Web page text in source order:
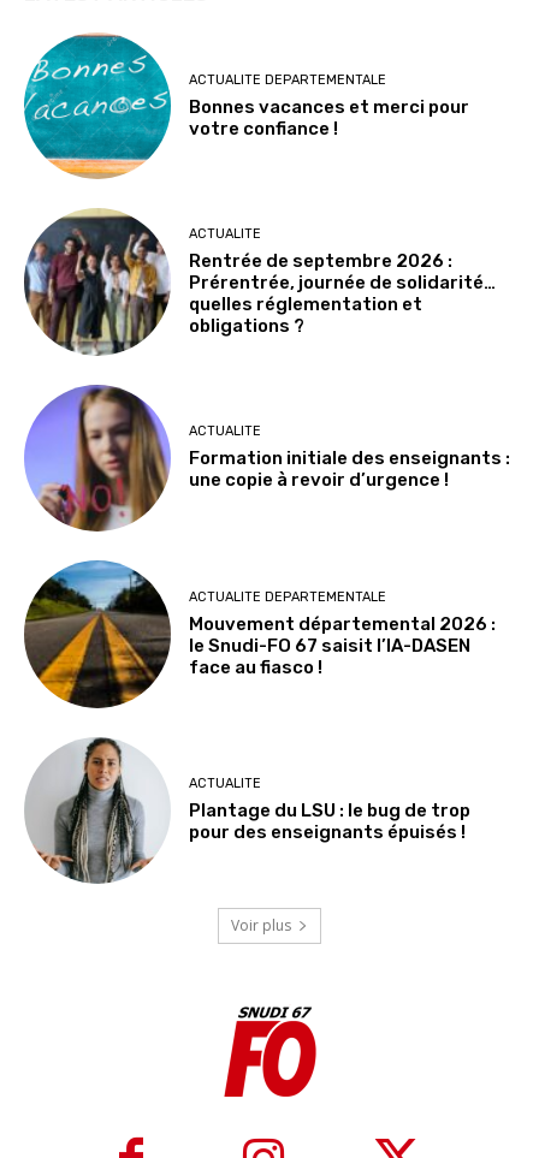
ACTUALITE DEPARTEMENTALE
Bonnes vacances et merci pour
votre confiance !
ACTUALITE
Rentrée de septembre 2026 :
Prérentrée, journée de solidarité…
quelles réglementation et
obligations ?
ACTUALITE
Formation initiale des enseignants :
une copie à revoir d’urgence !
ACTUALITE DEPARTEMENTALE
Mouvement départemental 2026 :
le Snudi-FO 67 saisit l’IA-DASEN
face au fiasco !
ACTUALITE
Plantage du LSU : le bug de trop
pour des enseignants épuisés !
Voir plus